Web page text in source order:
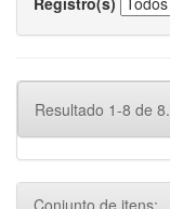
Resultado 1-8 de 8.
Conjunto de itens: